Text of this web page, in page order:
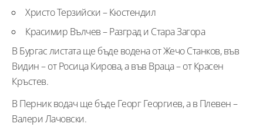
Христо Терзийски – Кюстендил
Красимир Вълчев – Разград и Стара Загора
В Бургас листата ще бъде водена от Жечо Станков, във
Видин – от Росица Кирова, а във Враца – от Красен
Кръстев.
В Перник водач ще бъде Георг Георгиев, а в Плевен –
Валери Лачовски.